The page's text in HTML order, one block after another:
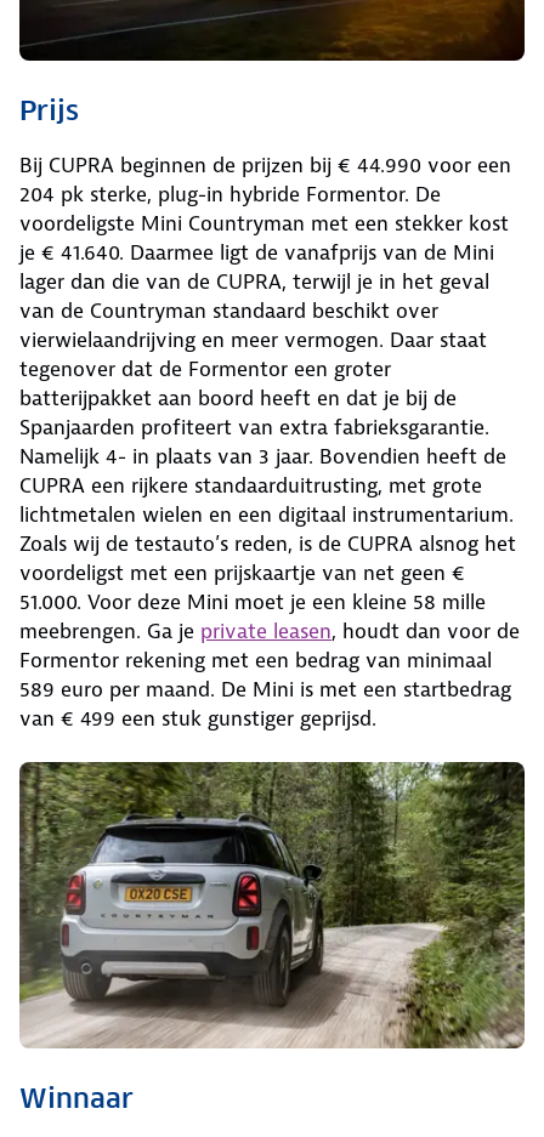
Prijs
Bij CUPRA beginnen de prijzen bij € 44.990 voor een
204 pk sterke, plug-in hybride Formentor. De
voordeligste Mini Countryman met een stekker kost
je € 41.640. Daarmee ligt de vanafprijs van de Mini
lager dan die van de CUPRA, terwijl je in het geval
van de Countryman standaard beschikt over
vierwielaandrijving en meer vermogen. Daar staat
tegenover dat de Formentor een groter
batterijpakket aan boord heeft en dat je bij de
Spanjaarden profiteert van extra fabrieksgarantie.
Namelijk 4- in plaats van 3 jaar. Bovendien heeft de
CUPRA een rijkere standaarduitrusting, met grote
lichtmetalen wielen en een digitaal instrumentarium.
Zoals wij de testauto’s reden, is de CUPRA alsnog het
voordeligst met een prijskaartje van net geen €
51.000. Voor deze Mini moet je een kleine 58 mille
meebrengen. Ga je private leasen, houdt dan voor de
Formentor rekening met een bedrag van minimaal
589 euro per maand. De Mini is met een startbedrag
van € 499 een stuk gunstiger geprijsd.
Winnaar